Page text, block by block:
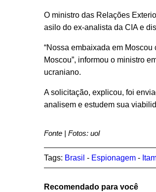
O ministro das Relações
asilo do ex-analista da CIA e
“Nossa embaixada em
Moscou”, informou o ministro
ucraniano.
A solicitação, explicou, foi
analisem e estudem sua
Fonte | Fotos: uol
Tags: Brasil - Espionagem-
Recomendado para você